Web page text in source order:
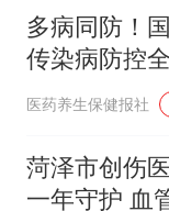
多病同防！
传染病防控
医药养生保健报社
菏泽市创伤
一年守护 血